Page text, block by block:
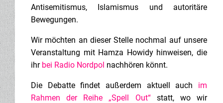
Antisemitismus, Islamismus und autoritäre
Bewegungen.
Wir möchten an dieser Stelle nochmal auf unsere
Veranstaltung mit Hamza Howidy hinweisen, die
ihr bei Radio Nordpol nachhören könnt.
Die Debatte findet außerdem aktuell auch im
Rahmen der Reihe „Spell Out“statt, wo wir